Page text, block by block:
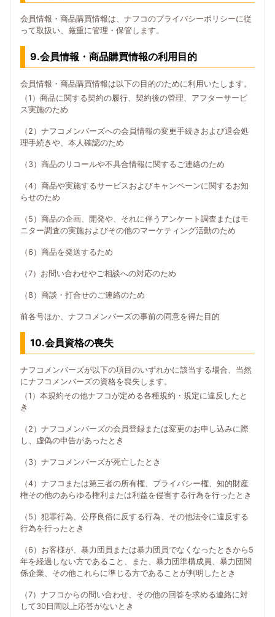
会員情報・商品購買情報は、ナフコのプライバシーポリシーに従
って取扱い、厳重に管理・保管します。
9.会員情報・商品購買情報の利用目的
会員情報・商品購買情報は以下の目的のために利用いたします。
（1）商品に関する契約の履行、契約後の管理、アフターサービ
ス実施のため
（2）ナフコメンバーズへの会員情報の変更手続きおよび退会処
理手続きや、本人確認のため
（3）商品のリコールや不具合情報に関するご連絡のため
（4）商品や実施するサービスおよびキャンペーンに関するお知
らせのため
（5）商品の企画、開発や、それに伴うアンケート調査またはモ
ニター調査の実施およびその他のマーケティング活動のため
（6）商品を発送するため
（7）お問い合わせやご相談への対応のため
（8）商談・打合せのご連絡のため
前各号ほか、ナフコメンバーズの事前の同意を得た目的
10.会員資格の喪失
ナフコメンバーズが以下の項目のいずれかに該当する場合、当然
にナフコメンバーズの資格を喪失します。
（1）本規約その他ナフコが定める各種規約・規定に違反したと
き
（2）ナフコメンバーズの会員登録または変更のお申し込みに際
し、虚偽の申告があったとき
（3）ナフコメンバーズが死亡したとき
（4）ナフコまたは第三者の所有権、プライバシー権、知的財産
権その他のあらゆる権利または利益を侵害する行為を行ったとき
（5）犯罪行為、公序良俗に反する行為、その他法令に違反する
行為を行ったとき
（6）お客様が、暴力団員または暴力団員でなくなったときから5
年を経過しない方であること、また、暴力団準構成員、暴力団関
係企業、その他これらに準じる方であることが判明したとき
（7）ナフコからの問い合わせ、その他の回答を求める連絡に対
して30日間以上応答がないとき